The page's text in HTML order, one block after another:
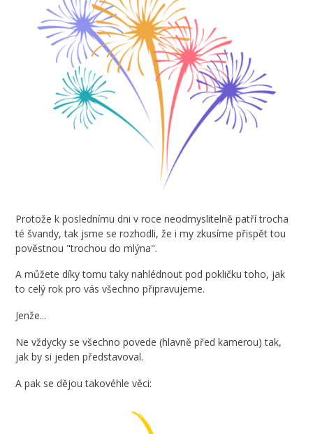
Protože k poslednímu dni v roce neodmyslitelně patří trocha
té švandy, tak jsme se rozhodli, že i my zkusíme přispět tou
pověstnou "trochou do mlýna".
A můžete díky tomu taky nahlédnout pod pokličku toho, jak
to celý rok pro vás všechno připravujeme.
Jenže...
Ne vždycky se všechno povede (hlavně před kamerou) tak,
jak by si jeden představoval.
A pak se dějou takovéhle věci: